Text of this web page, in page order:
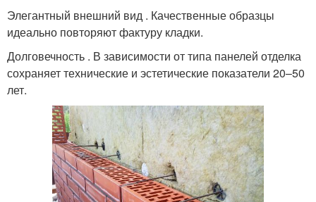
Элегантный внешний вид . Качественные образцы
идеально повторяют фактуру кладки.
Долговечность . В зависимости от типа панелей отделка
сохраняет технические и эстетические показатели 20–50
лет.